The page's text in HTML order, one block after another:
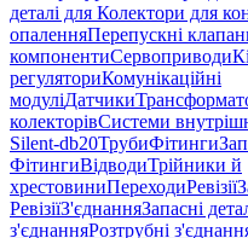
деталі для Колектори для
опаленняПерепускні
компонентиСервоприводи
регуляториКомунікаційні
модуліДатчики
колекторівСистеми
Silent-db20ТрубиФітинги
ФітингиВідводиТрійники й
хрестовиниПереходиРевізії
РевізіїЗ'єднанняЗапасні
з'єднанняРозтрубні